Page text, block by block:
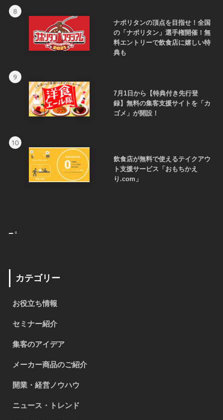
8
ナポリタンの頂点を目指せ！全国
の「ナポリタン」選手権開催！無
料エントリーで飲食店に嬉しい特
典も
9
7月1日から【特典付き先行登
録】無料の集客支援サイトを「カ
ゴメ」が開設！
10
飲食店が無料で使えるテイクアウ
ト支援サービス「おもちかえ
り.com」
.
カテゴリー
お役立ち情報
セミナー紹介
集客のアイデア
メーカー商品のご紹介
開業・経営ノウハウ
ニュース・トレンド